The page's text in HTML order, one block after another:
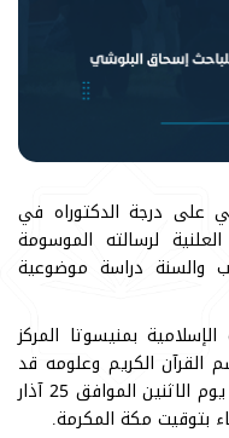
على درجة الدكتوراه في
لرسالته الموسومة
والسنة دراسة موضوعية
بمنيسوتا المركز
القرآن الكريم وعلومه قد
عقدت جلسة لمناقشة الرسالة المذكورة يوم الاثنين الموافق 25 آذار